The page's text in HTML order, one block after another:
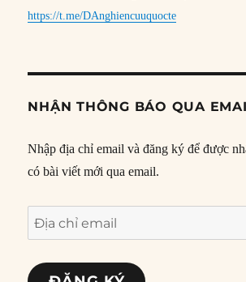
https://t.me/DAnghiencuuquocte
NHẬN THÔNG BÁO QUA
Nhập địa chỉ email và đăng ký để được
có bài viết mới qua email.
Địa
chỉ
email